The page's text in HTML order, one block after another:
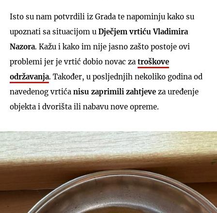
Isto su nam potvrdili iz Grada te napominju kako su
upoznati sa situacijom u Dječjem vrtiću Vladimira
Nazora. Kažu i kako im nije jasno zašto postoje ovi
problemi jer je vrtić dobio novac za troškove
održavanja. Također, u posljednjih nekoliko godina od
navedenog vrtića nisu zaprimili zahtjeve za uređenje
objekta i dvorišta ili nabavu nove opreme.